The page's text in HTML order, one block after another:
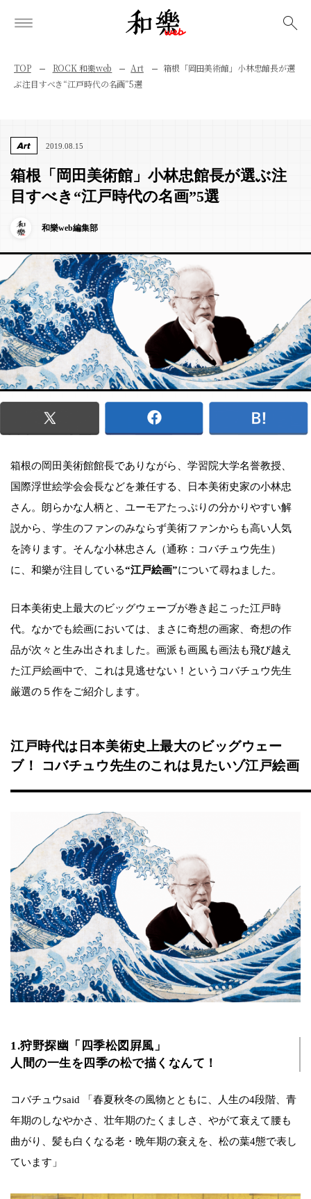
TOP ROCK 和樂web Art
箱根「岡田美術館」小林忠館長が選
ぶ注目すべき“江戸時代の名画”5選
Art 2019.08.15
箱根「岡田美術館」小林忠館長が選ぶ注
目すべき“江戸時代の名画”5選
和樂web編集部
箱根の岡田美術館館長でありながら、学習院大学名誉教授、
国際浮世絵学会会長などを兼任する、日本美術史家の小林忠
さん。朗らかな人柄と、ユーモアたっぷりの分かりやすい解
説から、学生のファンのみならず美術ファンからも高い人気
を誇ります。そんな小林忠さん（通称：コバチュウ先生）
に、和樂が注目している“江戸絵画”について尋ねました。
日本美術史上最大のビッグウェーブが巻き起こった江戸時
代。なかでも絵画においては、まさに奇想の画家、奇想の作
品が次々と生み出されました。画派も画風も画法も飛び越え
た江戸絵画中で、これは見逃せない！というコバチュウ先生
厳選の５作をご紹介します。
江戸時代は日本美術史上最大のビッグウェー
ブ！ コバチュウ先生のこれは見たいゾ江戸絵画
1.狩野探幽「四季松図屛風」
人間の一生を四季の松で描くなんて！
コバチュウsaid 「春夏秋冬の風物とともに、人生の4段階、青
年期のしなやかさ、壮年期のたくましさ、やがて衰えて腰も
曲がり、髪も白くなる老・晩年期の衰えを、松の葉4態で表し
ています」